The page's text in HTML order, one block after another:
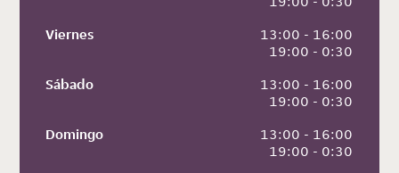
Viernes
13:00 - 16:00
19:00 - 0:30
Sábado
13:00 - 16:00
19:00 - 0:30
Domingo
13:00 - 16:00
19:00 - 0:30